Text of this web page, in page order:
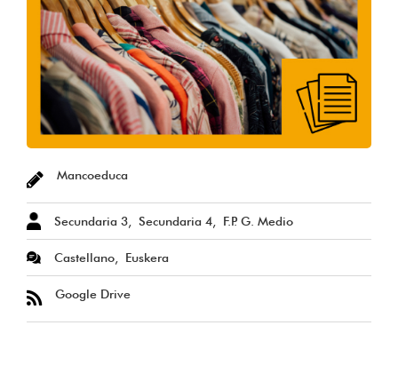
Mancoeduca
Secundaria 3 Secundaria 4 F.P. G. Medio
Castellano Euskera
Google Drive